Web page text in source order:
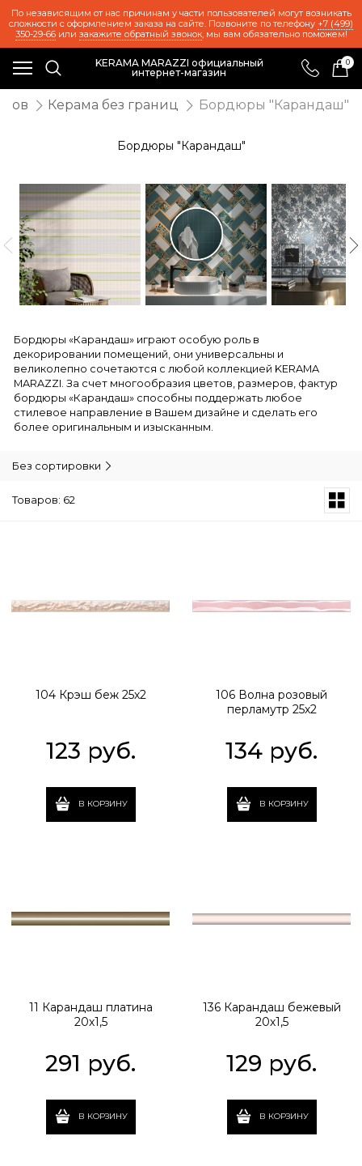
По независящим от нас причинам у части пользователей могут возникать
сложности с оформлением заказа на сайте. Позвоните по телефону +7 (499)
350-29-66или закажите обратный звонок, мы вам обязательно поможем!
KERAMA MARAZZI официальный
интернет-магазин
0
Керама без границ Бордюры "Карандаш"
Бордюры "Карандаш"
Бордюры «Карандаш» играют особую роль в
декорировании помещений, они универсальны и
великолепно сочетаются с любой коллекцией KERAMA
MARAZZI. За счет многообразия цветов, размеров, фактур
бордюры «Карандаш» способны поддержать любое
стилевое направление в Вашем дизайне и сделать его
более оригинальным и изысканным.
Без сортировки
Товаров: 62
104 Крэш беж 25х2
123 руб.
В КОРЗИНУ
106 Волна розовый
перламутр 25х2
134 руб.
В КОРЗИНУ
11 Карандаш платина
20х1,5
291 руб.
В КОРЗИНУ
136 Карандаш бежевый
20х1,5
129 руб.
В КОРЗИНУ